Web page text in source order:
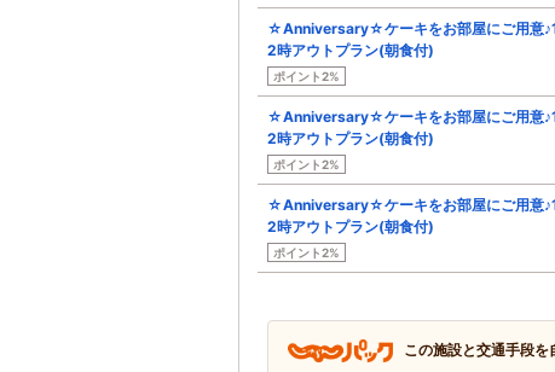
☆Anniversary☆ケーキをお部屋にご用意
2時アウトプラン(朝食付)
ポイント2%
☆Anniversary☆ケーキをお部屋にご用意
2時アウトプラン(朝食付)
ポイント2%
☆Anniversary☆ケーキをお部屋にご用意
2時アウトプラン(朝食付)
ポイント2%
この施設と交通手段